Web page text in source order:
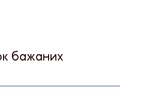
бажаних